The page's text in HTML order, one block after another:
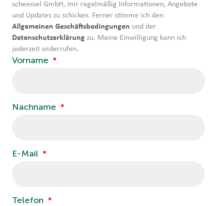
scheessel GmbH, mir regelmäßig Informationen, Angebote
und Updates zu schicken. Ferner stimme ich den
Allgemeinen Geschäftsbedingungen und der
Datenschutzerklärung zu. Meine Einwilligung kann ich
jederzeit widerrufen.
Vorname
Nachname
E-Mail
Telefon